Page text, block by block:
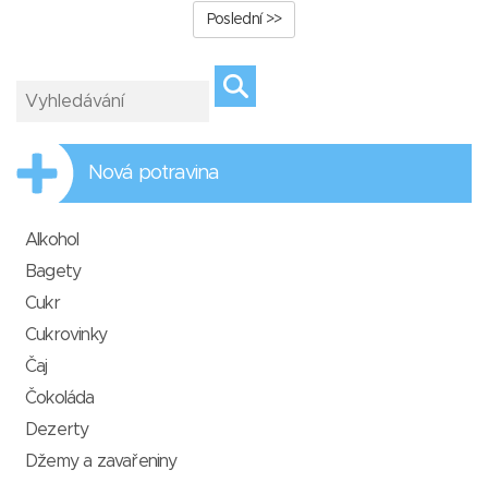
Poslední >>
Nová potravina
Alkohol
Bagety
Cukr
Cukrovinky
Čaj
Čokoláda
Dezerty
Džemy a zavařeniny